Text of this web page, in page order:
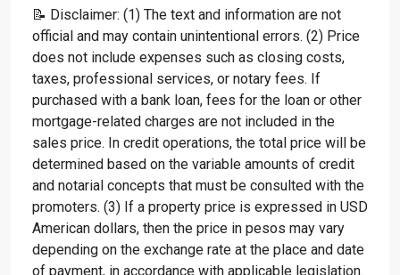
📝 Disclaimer: (1) The text and information are not
official and may contain unintentional errors. (2) Price
does not include expenses such as closing costs,
taxes, professional services, or notary fees. If
purchased with a bank loan, fees for the loan or other
mortgage-related charges are not included in the
sales price. In credit operations, the total price will be
determined based on the variable amounts of credit
and notarial concepts that must be consulted with the
promoters. (3) If a property price is expressed in USD
American dollars, then the price in pesos may vary
depending on the exchange rate at the place and date
of payment, in accordance with applicable legislation.